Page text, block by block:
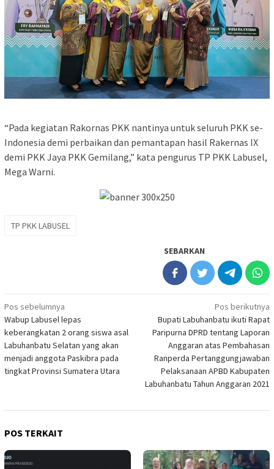
“Pada kegiatan Rakornas PKK nantinya untuk seluruh PKK se-
Indonesia demi perbaikan dan pemantapan hasil Rakernas IX
demi PKK Jaya PKK Gemilang,” kata pengurus TP PKK Labusel,
Mega Warni.
TP PKK LABUSEL
SEBARKAN
Navigasi
pos
Pos sebelumnya
Wabup Labusel lepas
keberangkatan 2 orang siswa asal
Labuhanbatu Selatan yang akan
menjadi anggota Paskibra pada
tingkat Provinsi Sumatera Utara
Pos berikutnya
Bupati Labuhanbatu ikuti Rapat
Paripurna DPRD tentang Laporan
Anggaran atas Pembahasan
Ranperda Pertanggungjawaban
Pelaksanaan APBD Kabupaten
Labuhanbatu Tahun Anggaran 2021
POS TERKAIT